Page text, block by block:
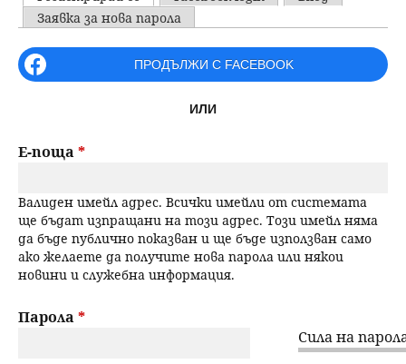
н
ю
ъ
р
е
н
е
u
P
r
i
a
y
t
a
b
Заявка за нова парола
ПРОДЪЛЖИ С FACEBOOK
ИЛИ
Е-поща *
Валиден имейл адрес. Всички имейли от системата
ще бъдат изпращани на този адрес. Този имейл няма
да бъде публично показван и ще бъде използван само
ако желаете да получите нова парола или някои
новини и служебна информация.
Сила на
Парола *